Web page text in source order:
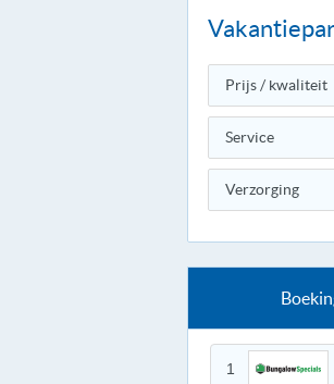
Prijs / kwaliteit
Service
Verzorging
1